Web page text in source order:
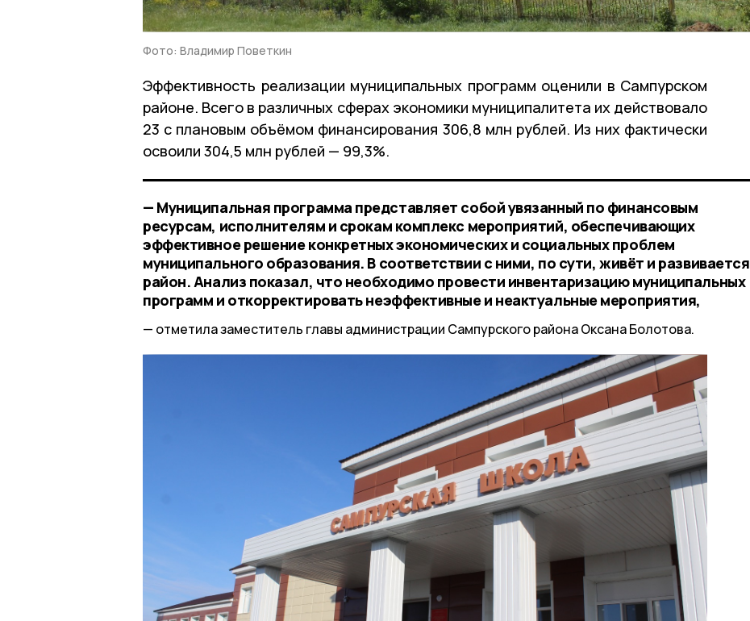
Фото: Владимир Поветкин
Эффективность реализации муниципальных программ оценили в Сампурском
районе. Всего в различных сферах экономики муниципалитета их действовало
23 с плановым объёмом финансирования 306,8 млн рублей. Из них фактически
освоили 304,5 млн рублей — 99,3%.
— Муниципальная программа представляет собой увязанный по финансовым
ресурсам, исполнителям и срокам комплекс мероприятий, обеспечивающих
эффективное решение конкретных экономических и социальных проблем
муниципального образования. В соответствии с ними, по сути, живёт и развивается
район. Анализ показал, что необходимо провести инвентаризацию муниципальных
программ и откорректировать неэффективные и неактуальные мероприятия,
отметила заместитель главы администрации Сампурского района Оксана Болотова.